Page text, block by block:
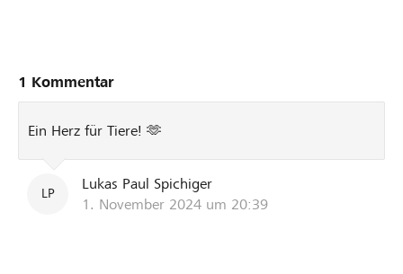
1 Kommentar
Ein Herz für Tiere! 🫶
LP
Lukas Paul Spichiger
1. November 2024 um 20:39